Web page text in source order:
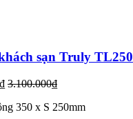
sạn Truly TL250
3.100.000₫
350 x S 250mm